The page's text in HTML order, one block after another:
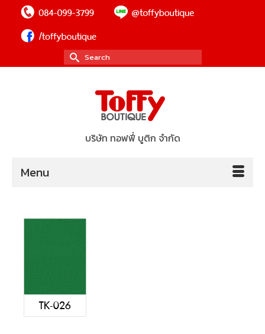
Search
for:
บริษัท ทอฟฟี่ บูติก จำกัด
Menu